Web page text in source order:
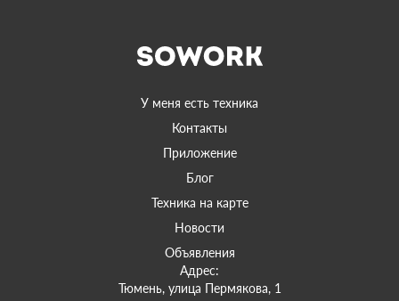
У меня есть техника
Контакты
Приложение
Блог
Техника на карте
Новости
Объявления
Адрес:
Тюмень, улица Пермякова, 1